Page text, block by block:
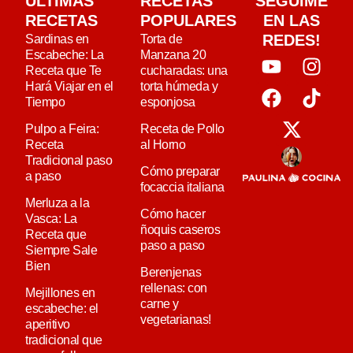
RECETAS
Sardinas en
Escabeche: La
Receta que Te
Hará Viajar en el
Tiempo
Pulpo a Feira:
Receta
Tradicional paso
a paso
Merluza a la
Vasca: La
Receta que
Siempre Sale
Bien
Mejillones en
escabeche: el
aperitivo
tradicional que
POPULARES
Torta de
Manzana 20
cucharadas: una
torta húmeda y
esponjosa
Receta de Pollo
al Horno
Cómo preparar
focaccia italiana
Cómo hacer
ñoquis caseros
paso a paso
Berenjenas
rellenas: con
carne y
vegetarianas!
EN LAS
REDES!